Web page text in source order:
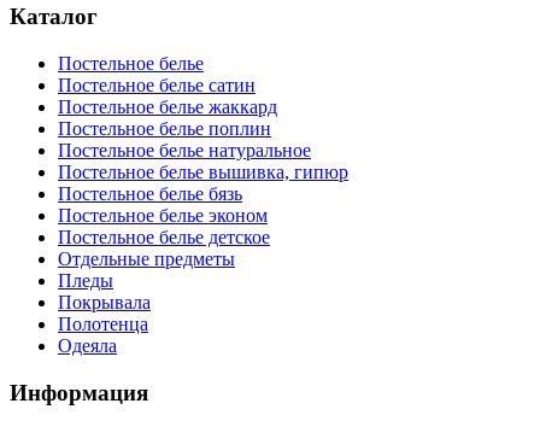
Каталог
Постельное белье
Постельное белье сатин
Постельное белье жаккард
Постельное белье поплин
Постельное белье натуральное
Постельное белье вышивка, гипюр
Постельное белье бязь
Постельное белье эконом
Постельное белье детское
Отдельные предметы
Пледы
Покрывала
Полотенца
Одеяла
Информация